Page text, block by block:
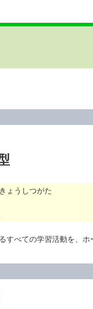
ょうしつがた
すべての学習活動を、ホ